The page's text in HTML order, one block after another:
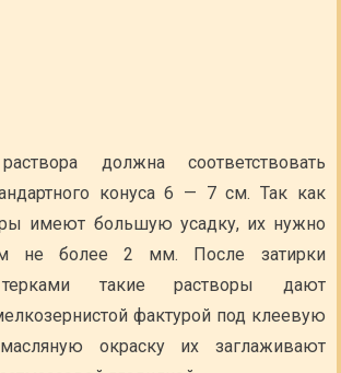
должна соответствовать
конуса 6 — 7 см. Так как
имеют большую усадку, их нужно
не более 2 мм. После затирки
такие растворы дают
фактурой под клеевую
окраску их заглаживают